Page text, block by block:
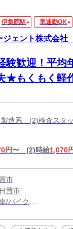
伊集院駅 車通勤OK
ジェント株式会
験歓迎！平
★もくもく軽
製造系 (2)検査スタ
円〜 (2)時給1,070
市
置市
/バイク
駐車場利用OK